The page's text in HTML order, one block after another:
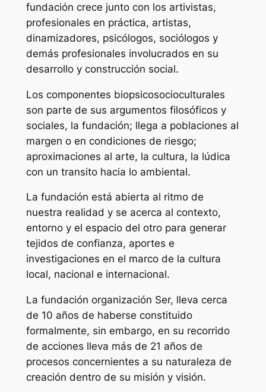
fundación crece junto con los artivistas,
profesionales en práctica, artistas,
dinamizadores, psicólogos, sociólogos y
demás profesionales involucrados en su
desarrollo y construcción social.
Los componentes biopsicosocioculturales
son parte de sus argumentos filosóficos y
sociales, la fundación; llega a poblaciones al
margen o en condiciones de riesgo;
aproximaciones al arte, la cultura, la lúdica
con un transito hacia lo ambiental.
La fundación está abierta al ritmo de
nuestra realidad y se acerca al contexto,
entorno y el espacio del otro para generar
tejidos de confianza, aportes e
investigaciones en el marco de la cultura
local, nacional e internacional.
La fundación organización Ser, lleva cerca
de 10 años de haberse constituido
formalmente, sin embargo, en su recorrido
de acciones lleva más de 21 años de
procesos concernientes a su naturaleza de
creación dentro de su misión y visión.